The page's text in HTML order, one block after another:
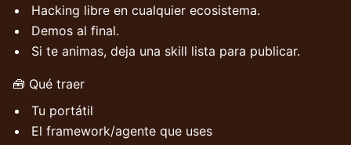
Hacking libre en cualquier ecosistema.
Demos al final.
Si te animas, deja una skill lista para publicar.
🧰 Qué traer
Tu portátil
El framework/agente que uses